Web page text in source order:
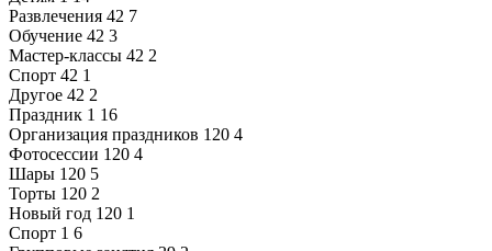
Развлечения 42 7
Обучение 42 3
Мастер-классы 42 2
Спорт 42 1
Другое 42 2
Праздник 1 16
Организация праздников 120 4
Фотосессии 120 4
Шары 120 5
Торты 120 2
Новый год 120 1
Спорт 1 6